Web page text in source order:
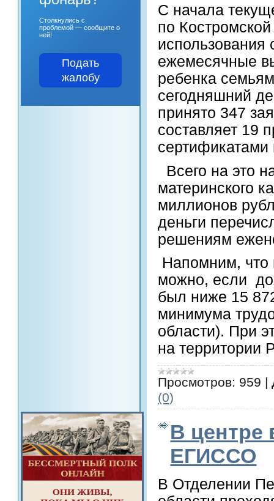
Столкнулись с
проблемой — сообщите о
ней!
Подать
жалобу
С начала
по
использования
ежемесячные
ребенка
сегодняшний
принято 347
составляет 19
сертификатами
Всего на это
материнского
миллионов
деньги
решениям
Напомним, что
можно, если
был ниже 15
минимума
области). При
на территории
Просмотров: 959 |
(0)
В центре
ЕГИССО
В Отделении